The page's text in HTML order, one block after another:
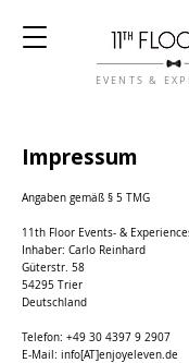
EVENTS &
Impressum
Angaben gemäß § 5 TMG
11th Floor Events- &
Inhaber: Carlo Reinhard
Güterstr. 58
54295 Trier
Deutschland
Telefon: +49 30 4397 9 2907
E-Mail: info[AT]enjoyeleven.de